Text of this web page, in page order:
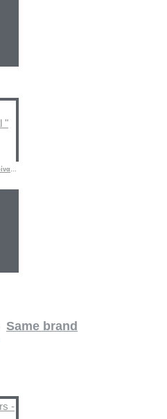
Λαμπάδα για κορίτσι "Γατούλα Μπαλαρίνα floral " με λαστιχάκι μαλλιών και όνομα
Same brand